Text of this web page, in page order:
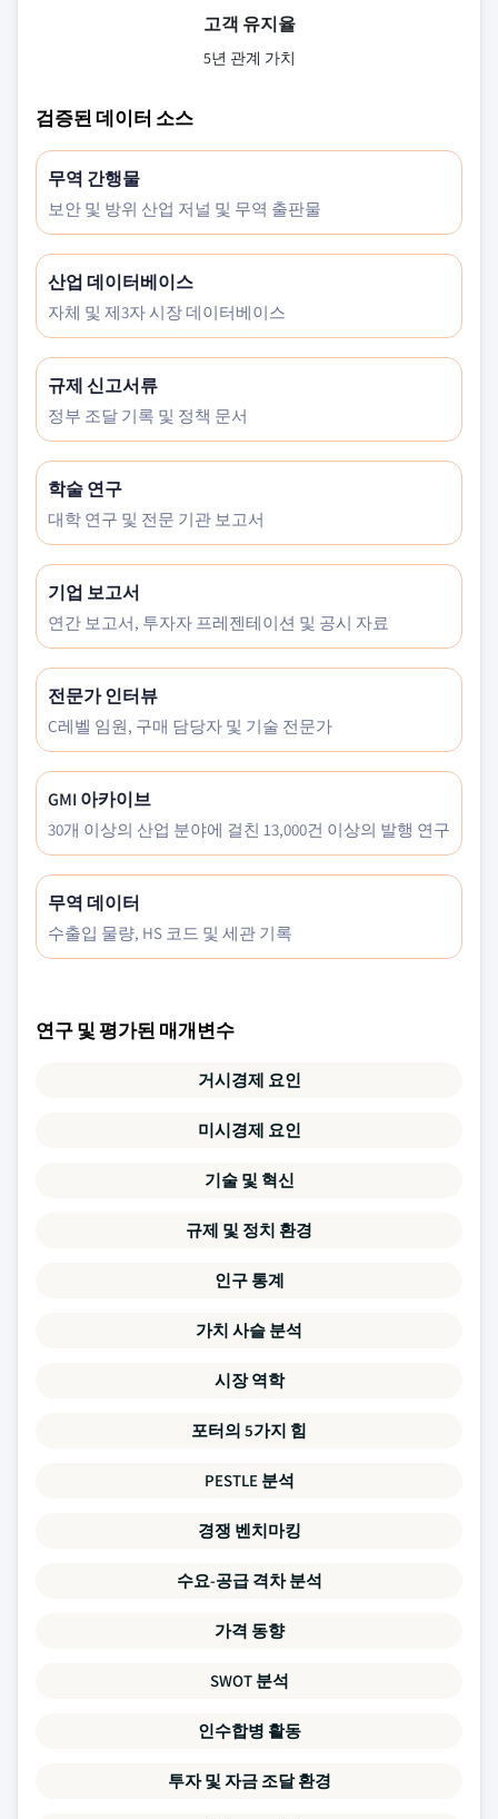
고객 유지율
5년 관계 가치
검증된 데이터 소스
무역 간행물
보안 및 방위 산업 저널 및 무역 출판물
산업 데이터베이스
자체 및 제3자 시장 데이터베이스
규제 신고서류
정부 조달 기록 및 정책 문서
학술 연구
대학 연구 및 전문 기관 보고서
기업 보고서
연간 보고서, 투자자 프레젠테이션 및 공시 자료
전문가 인터뷰
C레벨 임원, 구매 담당자 및 기술 전문가
GMI 아카이브
30개 이상의 산업 분야에 걸친 13,000건 이상의 발행 연구
무역 데이터
수출입 물량, HS 코드 및 세관 기록
연구 및 평가된 매개변수
거시경제 요인
미시경제 요인
기술 및 혁신
규제 및 정치 환경
인구 통계
가치 사슬 분석
시장 역학
포터의 5가지 힘
PESTLE 분석
경쟁 벤치마킹
수요-공급 격차 분석
가격 동향
SWOT 분석
인수합병 활동
투자 및 자금 조달 환경